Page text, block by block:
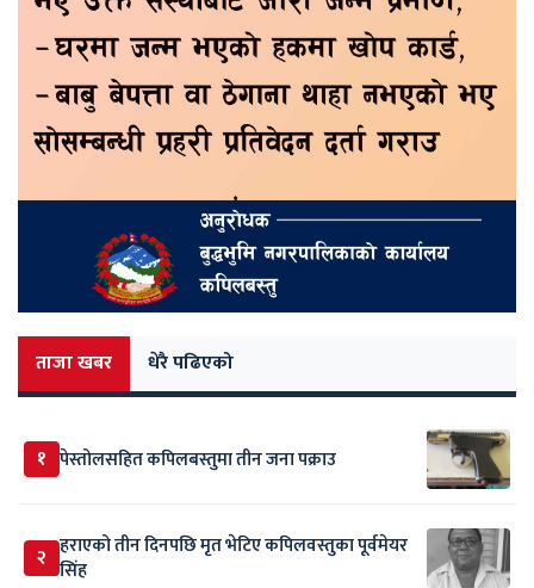
ताजा खबर धेरै पढिएको
१ पेस्तोलसहित कपिलबस्तुमा तीन जना पक्राउ
२ हराएको तीन दिनपछि मृत भेटिए कपिलवस्तुका पूर्वमेयर
सिंह